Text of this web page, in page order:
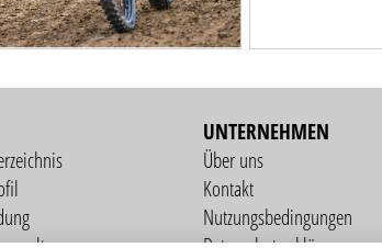
UNTERNEHMEN
Über uns
Kontakt
Nutzungsbedingungen